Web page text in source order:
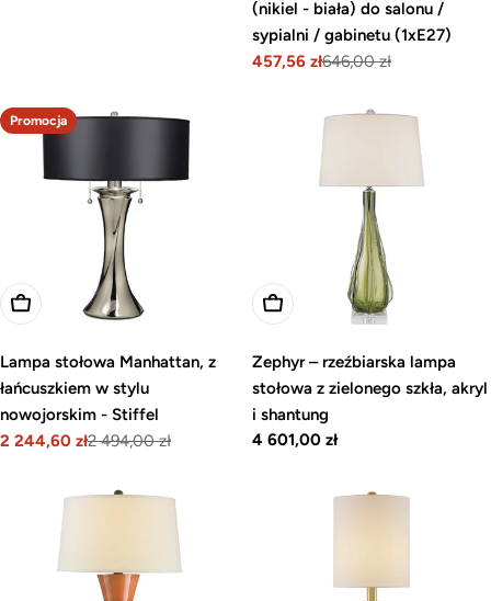
(nikiel - biała) do salonu /
sypialni / gabinetu (1xE27)
Cena
457,56 zł
Cena
646,00 zł
Promocja
Dodaj do koszyka
Lampa stołowa Manhattan, z
łańcuszkiem w stylu
nowojorskim - Stiffel
Cena
2 244,60 zł
Cena
2 494,00 zł
Dodaj do koszyka
Zephyr – rzeźbiarska lampa
stołowa z zielonego szkła, akryl
i shantung
Cena
4 601,00 zł